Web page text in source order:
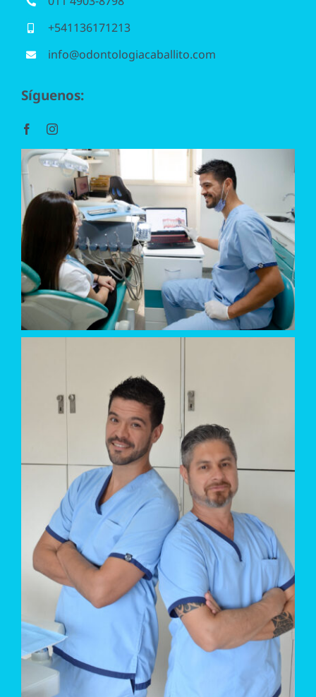
Periodoncia
Ortodoncia
Endodoncia
+541136171213
info@odontologiacaballito.com
Síguenos: